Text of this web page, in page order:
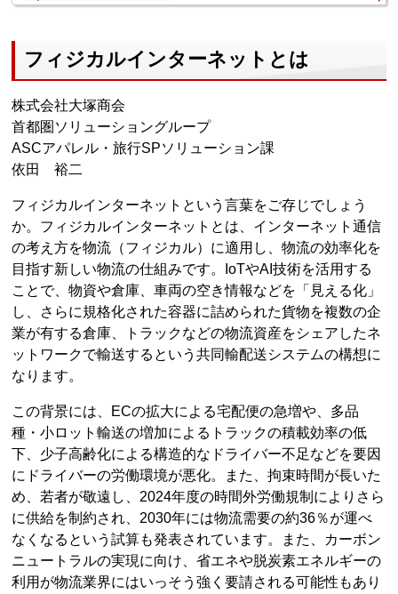
フィジカルインターネットとは
株式会社大塚商会
首都圏ソリューショングループ
ASCアパレル・旅行SPソリューション課
依田 裕二
フィジカルインターネットという言葉をご存じでしょう
か。フィジカルインターネットとは、インターネット通信
の考え方を物流（フィジカル）に適用し、物流の効率化を
目指す新しい物流の仕組みです。IoTやAI技術を活用する
ことで、物資や倉庫、車両の空き情報などを「見える化」
し、さらに規格化された容器に詰められた貨物を複数の企
業が有する倉庫、トラックなどの物流資産をシェアしたネ
ットワークで輸送するという共同輸配送システムの構想に
なります。
この背景には、ECの拡大による宅配便の急増や、多品
種・小ロット輸送の増加によるトラックの積載効率の低
下、少子高齢化による構造的なドライバー不足などを要因
にドライバーの労働環境が悪化。また、拘束時間が長いた
め、若者が敬遠し、2024年度の時間外労働規制によりさら
に供給を制約され、2030年には物流需要の約36％が運べ
なくなるという試算も発表されています。また、カーボン
ニュートラルの実現に向け、省エネや脱炭素エネルギーの
利用が物流業界にはいっそう強く要請される可能性もあり